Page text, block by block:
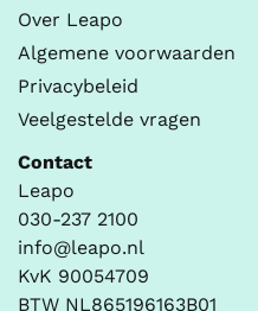
Over Leapo
Algemene voorwaarden
Privacybeleid
Veelgestelde vragen
Contact
Leapo
030-237 2100
info@leapo.nl
KvK 90054709
BTW NL865196163B01